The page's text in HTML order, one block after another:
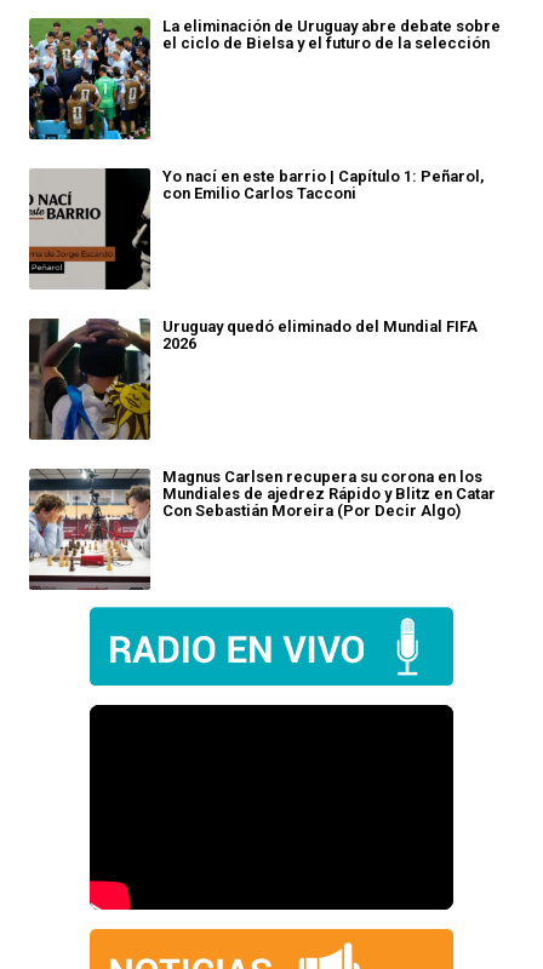
La eliminación de Uruguay abre debate sobre
el ciclo de Bielsa y el futuro de la selección
Yo nací en este barrio | Capítulo 1: Peñarol,
con Emilio Carlos Tacconi
Uruguay quedó eliminado del Mundial FIFA
2026
Magnus Carlsen recupera su corona en los
Mundiales de ajedrez Rápido y Blitz en Catar
Con Sebastián Moreira (Por Decir Algo)